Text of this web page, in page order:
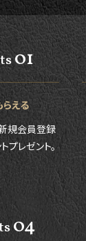
01
える
新規会員登録
プレゼント。
04